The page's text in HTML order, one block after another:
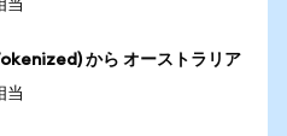
当
から オーストラリア
当